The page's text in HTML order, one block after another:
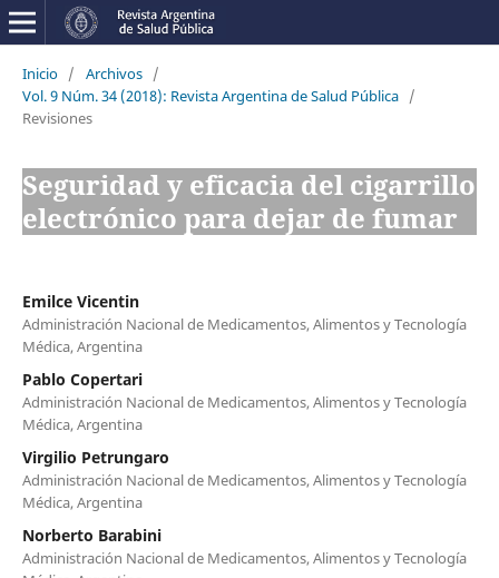
Inicio / Archivos /
Vol. 9 Núm. 34 (2018): Revista Argentina de Salud Pública /
Revisiones
Seguridad y eficacia del cigarrillo
electrónico para dejar de fumar
Emilce Vicentin
Administración Nacional de Medicamentos, Alimentos y Tecnología
Médica, Argentina
Pablo Copertari
Administración Nacional de Medicamentos, Alimentos y Tecnología
Médica, Argentina
Virgilio Petrungaro
Administración Nacional de Medicamentos, Alimentos y Tecnología
Médica, Argentina
Norberto Barabini
Administración Nacional de Medicamentos, Alimentos y Tecnología